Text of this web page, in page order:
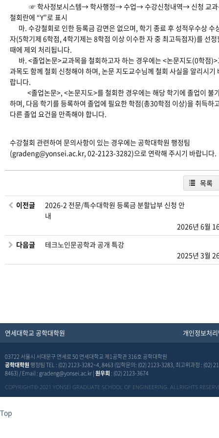
☞ 학사정보시스템→ 학사행정→ 수업→ 수강신청내역→ 신청 교과
철회란에 “Y”로 표시
마. 수강철회로 인한 등록금 감면은 없으며, 학기 종료 후 성적우수상 수
자(5학기제 6학점, 4학기제는 8학점 이상 이수한 자 중 최고득점자)를 선정
때에 제외 처리됩니다.
바. <졸업논문>교과목을 철회하고자 하는 경우에는 <논문지도(0학점
과목도 함께 철회 신청해야 하며, 논문 지도교수님께 철회 사실을 알리시기
랍니다.
<졸업논문>, <논문지도>를 철회한 경우에는 해당 학기에 졸업이 불
하며, 다음 학기를 등록하여 졸업에 필요한 학점(총30학점 이상)을 취득하
다른 졸업 요건을 만족해야 합니다.
수강철회 관련하여 문의사항이 있는 경우에는 공학대학원 행정팀
(gradeng@yonsei.ac.kr, 02-2123-3282)으로 연락해 주시기 바랍니다.
목록
이전글
2026-2 전문/특수대학원 등록금 분할납부 신청 안
내
2026년 6월
다음글
테크노인문공학과 공개 특강
2025년 3월
연세대학교 공학대학원 개인정보처
03722 서울시 서대문구 연세로 50 연세대학교 제1공학관 316호 공학대학원
공학대학원행정팀 TEL : (02) 2123-3282~4, 8463 (입학문의: (02) 2123-3283, 최고위과정 : (02)
8463) / Email : gradeng@yonsei.ac.kr |원우회 : (02) 2123-3674
COPYRIGHT© 2021 YONSEI GRADUATE SCHOOL OF ENGINEERING. ALLRIGHTS
Top